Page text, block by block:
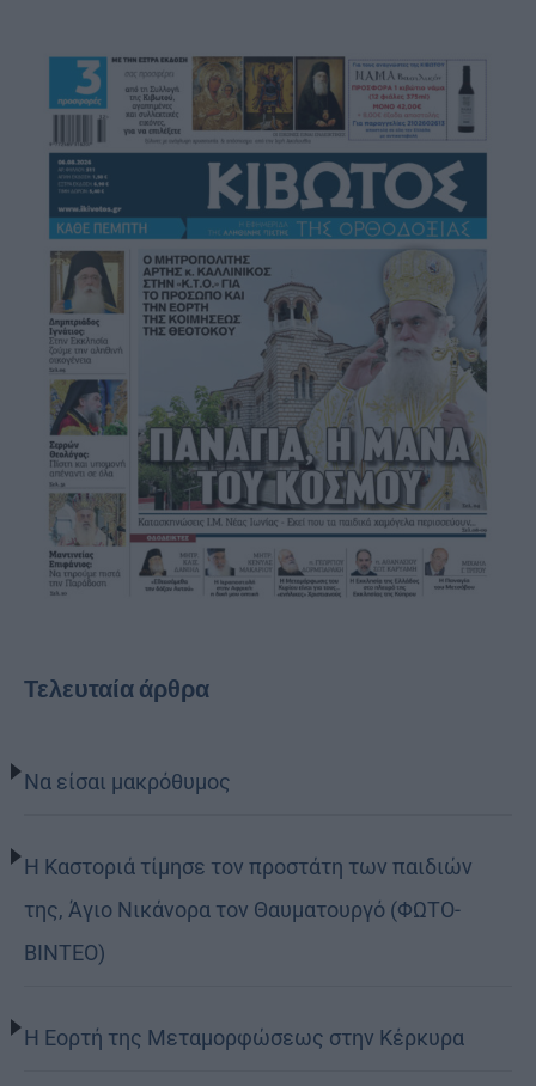
Τελευταία άρθρα
Να είσαι μακρόθυμος
Η Καστοριά τίμησε τον προστάτη των παιδιών
της, Άγιο Νικάνορα τον Θαυματουργό (ΦΩΤΟ-
ΒΙΝΤΕΟ)
Η Εορτή της Μεταμορφώσεως στην Κέρκυρα